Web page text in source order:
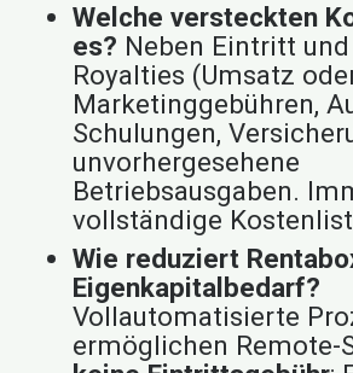
Welche versteckten
es? Neben Eintritt
Royalties (Umsatz
Marketinggebühren,
Schulungen,
unvorhergesehene
Betriebsausgaben.
vollständige
Wie reduziert
Eigenkapitalbedarf?
Vollautomatisierte
ermöglichen Remote-